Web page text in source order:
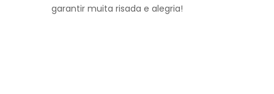
garantir muita risada e alegria!